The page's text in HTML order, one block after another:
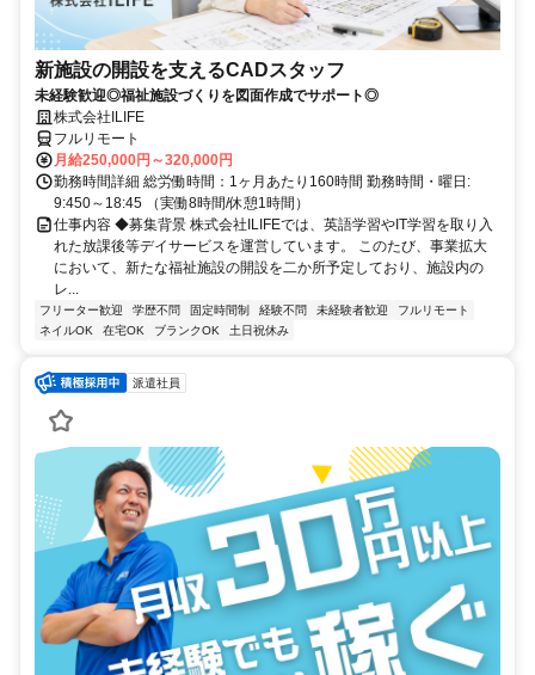
新施設の開設を支えるCADスタッフ
未経験歓迎◎福祉施設づくりを図面作成でサポート◎
株式会社ILIFE
フルリモート
月給250,000円～320,000円
勤務時間詳細 総労働時間：1ヶ月あたり160時間 勤務時間・曜日:
9:450～18:45 （実働8時間/休憩1時間）
仕事内容 ◆募集背景 株式会社ILIFEでは、英語学習やIT学習を取り入
れた放課後等デイサービスを運営しています。 このたび、事業拡大
において、新たな福祉施設の開設を二か所予定しており、施設内の
レ...
フリーター歓迎 学歴不問 固定時間制 経験不問 未経験者歓迎
フルリモート
ネイルOK
在宅OK ブランクOK 土日祝休み
派遣社員